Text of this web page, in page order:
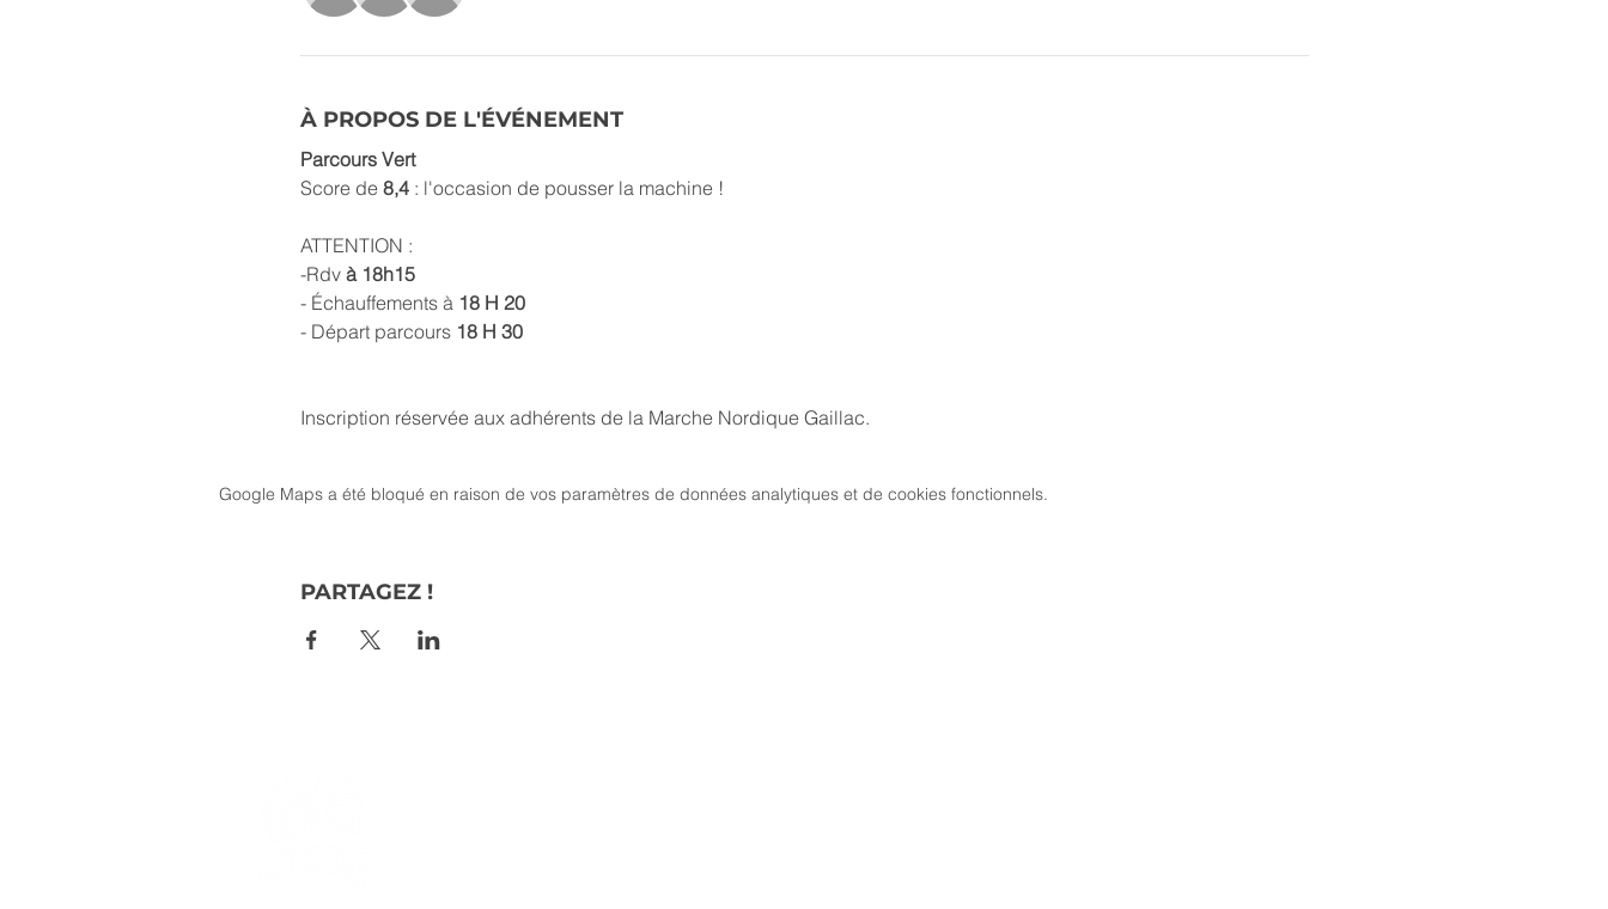
À PROPOS DE L'ÉVÉNEMENT
Parcours Vert
Score de 8,4 : l'occasion de pousser la machine !
ATTENTION :
-Rdv à 18h15
- Échauffements à 18 H 20
- Départ parcours 18 H 30
Inscription réservée aux adhérents de la Marche Nordique Gaillac.
Google Maps a été bloqué en raison de vos paramètres de données analytiques et de cookies fonctionnels.
PARTAGEZ !